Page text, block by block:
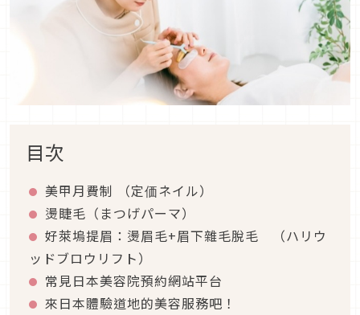
目次
美甲月費制 （定価ネイル）
燙睫毛（まつげパーマ）
好萊塢提眉：燙眉毛+眉下雜毛脫毛 （ハリウ
ッドブロウリフト）
常見日本美容院預約網站平台
來日本體驗道地的美容服務吧！